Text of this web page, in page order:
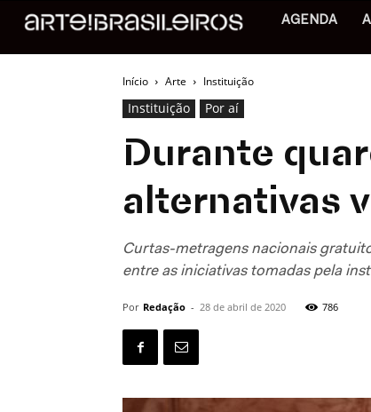
AGENDA
Início Arte Instituição
Instituição Por aí
Durante
alternativas
Curtas-metragens nacionais
entre as iniciativas tomadas pela
Por Redação - 28 de abril de 2020 786